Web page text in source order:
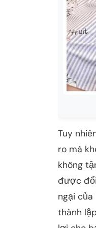
Tuy
ro mà
không
được
ngại
thành